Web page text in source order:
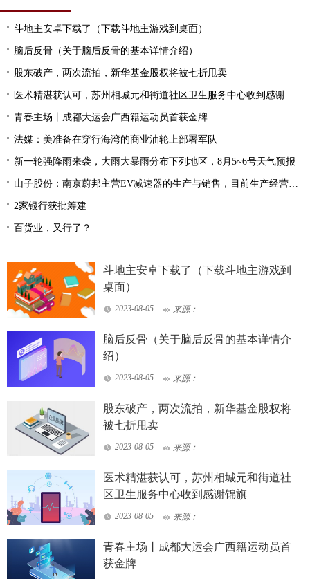
斗地主安卓下载了（下载斗地主游戏到桌面）
脑后反骨（关于脑后反骨的基本详情介绍）
股东破产，两次流拍，新华基金股权将被七折甩卖
医术精湛获认可，苏州相城元和街道社区卫生服务中心收到感谢锦旗
青春主场丨成都大运会广西籍运动员首获金牌
法媒：美准备在穿行海湾的商业油轮上部署军队
新一轮强降雨来袭，大雨大暴雨分布下列地区，8月5~6号天气预报
山子股份：南京蔚邦主营EV减速器的生产与销售，目前生产经营正常，年产能为30万套减速器
2家银行获批筹建
百货业，又行了？
斗地主安卓下载了（下载斗地主游戏到
桌面）
2023-08-05 来源：
脑后反骨（关于脑后反骨的基本详情介
绍）
2023-08-05 来源：
股东破产，两次流拍，新华基金股权将
被七折甩卖
2023-08-05 来源：
医术精湛获认可，苏州相城元和街道社
区卫生服务中心收到感谢锦旗
2023-08-05 来源：
青春主场丨成都大运会广西籍运动员首
获金牌